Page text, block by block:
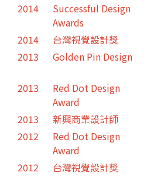
2014
Successful Design
Awards
2014 台灣視覺設計獎
2013
Golden Pin Design
2013
Red Dot Design
Award
2013 新興商業設計師
2012
Red Dot Design
Award
2012 台灣視覺設計獎